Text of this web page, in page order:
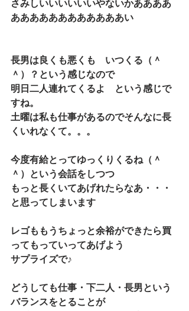
さみしいいいいいいやないかああああ
ああああああああああああい
長男は良くも悪くも　いつくる（＾
＾）？という感じなので
明日二人連れてくるよ　という感じで
すね。
土曜は私も仕事があるのでそんなに長
くいれなくて。。。
今度有給とってゆっくりくるね（＾
＾）という会話をしつつ
もっと長くいてあげれたらなあ・・・
と思ってしまいます
レゴももうちょっと余裕ができたら買
ってもっていってあげよう
サプライズで♪
どうしても仕事・下二人・長男という
バランスをとることが